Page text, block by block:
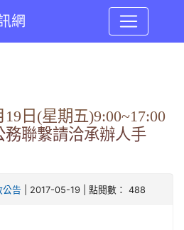
網
日(星期五)9:00~17:00
務聯繫請洽承辦人手
公告 | 2017-05-19 | 點閱數： 488